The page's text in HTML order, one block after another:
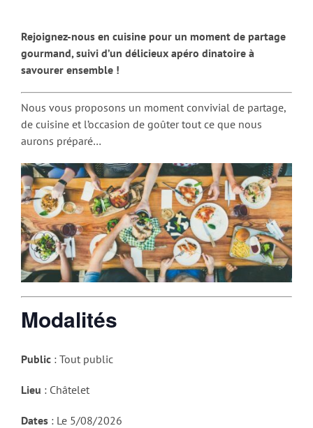
Rejoignez-nous en cuisine pour un moment de partage
gourmand, suivi d’un délicieux apéro dinatoire à
savourer ensemble !
Nous vous proposons un moment convivial de partage,
de cuisine et l’occasion de goûter tout ce que nous
aurons préparé…
Modalités
Public : Tout public
Lieu : Châtelet
Dates : Le 5/08/2026